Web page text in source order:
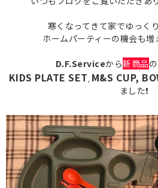
寒くなってきて家でゆっく
ホームパーティーの機会も増え
D.F.Serviceから新商品
KIDS PLATE SET, M&S CUP,
ました❗️